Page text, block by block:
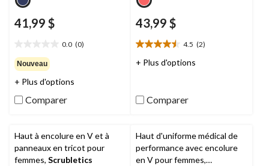
41,99 $
0.0 (0)
étoile(s)
sur
5.
Nouveau
+ Plus d'options
Comparer
43,99 $
4.5 (2)
4.5
étoile(s)
2
évaluations
+ Plus d'options
Comparer
Haut à encolure en V et à
panneaux en tricot pour
femmes, Scrubletics
Haut d'uniforme médical de
performance avec encolure
en V pour femmes,